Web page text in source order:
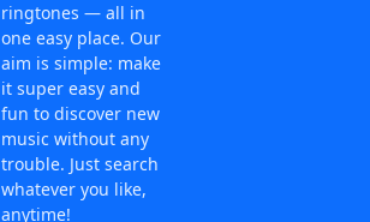
ringtones — all in
one easy place. Our
aim is simple: make
it super easy and
fun to discover new
music without any
trouble. Just search
whatever you like,
anytime!